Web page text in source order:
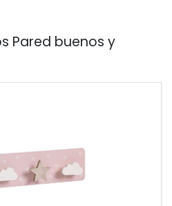
Pared buenos y